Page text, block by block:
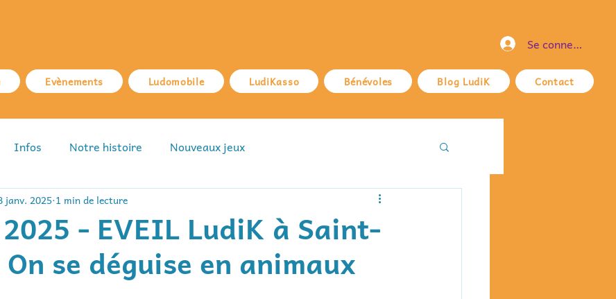
Se connecter
Evènements Ludomobile LudiKasso Bénévoles Blog LudiK Contact
Infos Notre histoire Nouveaux jeux
- EVEIL LudiK à Saint-
se déguise en animaux
janv. 2025 1 min de lecture